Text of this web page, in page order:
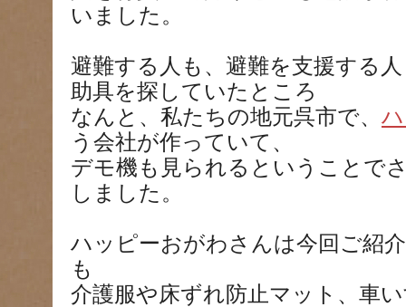
いました。
避難する人も、避難を支援する
助具を探していたところ
なんと、私たちの地元呉市で、
う会社が作っていて、
デモ機も見られるということで
しました。
ハッピーおがわさんは今回ご紹
も
介護服や床ずれ防止マット、車